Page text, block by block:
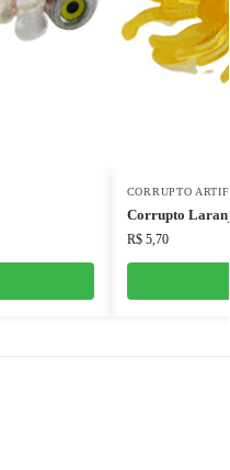
CORRUPTO
Corrupto
R$5,70